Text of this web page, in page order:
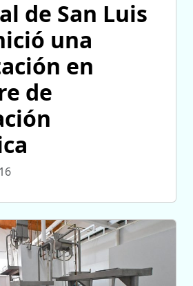
de San Luis
una
en
de